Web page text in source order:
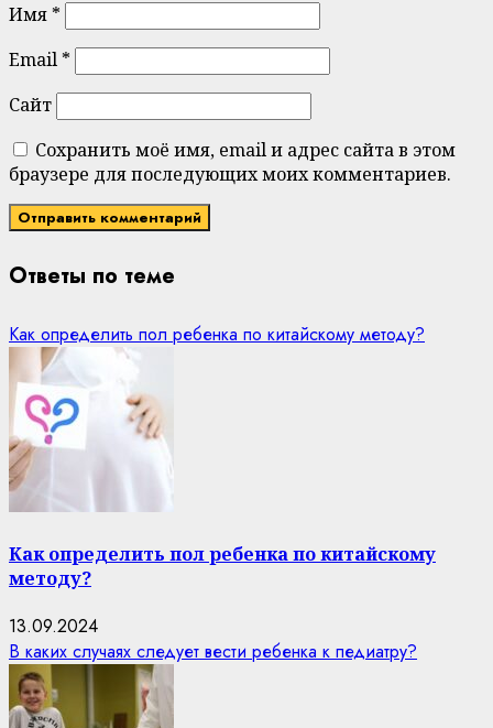
Имя *
Email *
Сайт
Сохранить моё имя, email и адрес сайта в этом
браузере для последующих моих комментариев.
Ответы по теме
Как определить пол ребенка по китайскому методу?
Как определить пол ребенка по китайскому
методу?
13.09.2024
В каких случаях следует вести ребенка к педиатру?